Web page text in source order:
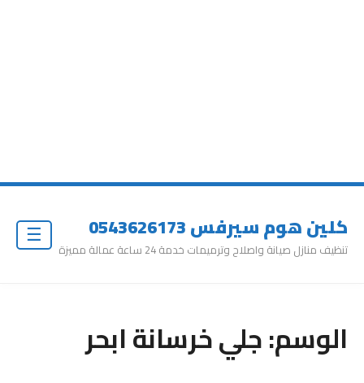
كلين هوم سيرفس 0543626173
تنظيف منازل صيانة واصلاح وترميمات خدمة 24 ساعة عمالة مميزة
الوسم:جلي خرسانة ابحر